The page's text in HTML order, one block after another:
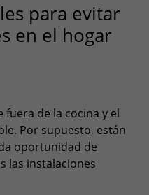
para evitar
en el hogar
de la cocina y el
Por supuesto, están
oportunidad de
las instalaciones